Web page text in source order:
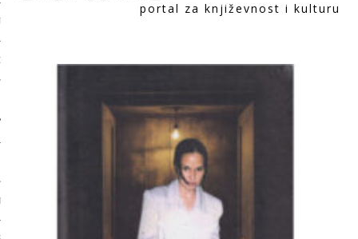
portal za književnost i kulturu